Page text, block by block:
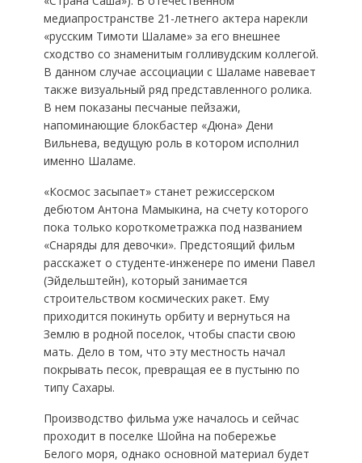
медиапространстве 21-летнего актера нарекли
«русским Тимоти Шаламе» за его внешнее
сходство со знаменитым голливудским коллегой.
В данном случае ассоциации с Шаламе навевает
также визуальный ряд представленного ролика.
В нем показаны песчаные пейзажи,
напоминающие блокбастер «Дюна» Дени
Вильнева, ведущую роль в котором исполнил
именно Шаламе.
«Космос засыпает» станет режиссерском
дебютом Антона Мамыкина, на счету которого
пока только короткометражка под названием
«Снаряды для девочки». Предстоящий фильм
расскажет о студенте-инженере по имени Павел
(Эйдельштейн), который занимается
строительством космических ракет. Ему
приходится покинуть орбиту и вернуться на
Землю в родной поселок, чтобы спасти свою
мать. Дело в том, что эту местность начал
покрывать песок, превращая ее в пустыню по
типу Сахары.
Производство фильма уже началось и сейчас
проходит в поселке Шойна на побережье
Белого моря, однако основной материал будет